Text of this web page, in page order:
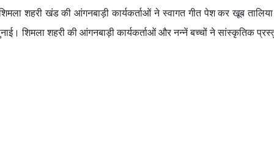
शहरी खंड की आंगनबाड़ी कार्यकर्ताओं ने स्वागत गीत पेश कर खूब तालिया
शिमला शहरी की आंगनबाड़ी कार्यकर्ताओं और नन्नें बच्चों ने सांस्कृतिक